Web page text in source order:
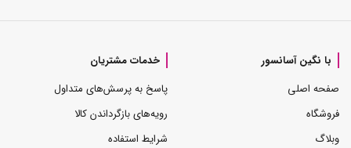
با نگین آسانسور
صفحه اصلی
فروشگاه
وبلاگ
خدمات مشتریان
پاسخ به پرسش‌های متداول
رویه‌های بازگرداندن کالا
شرایط استفاده